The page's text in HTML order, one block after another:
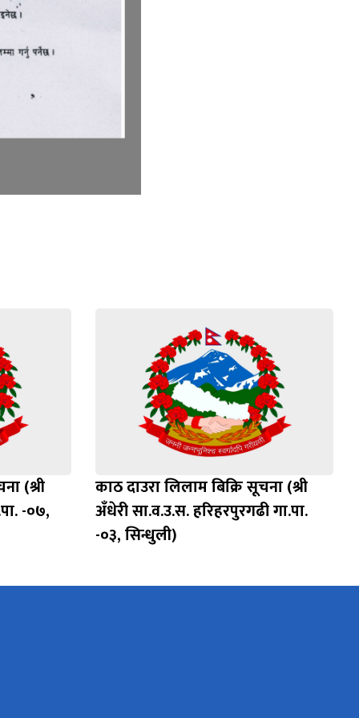
(श्री
-०७,
काठ दाउरा लिलाम बिक्रि सूचना (श्री
अँधेरी सा.व.उ.स. हरिहरपुरगढी गा.पा.
-०३, सिन्धुली)